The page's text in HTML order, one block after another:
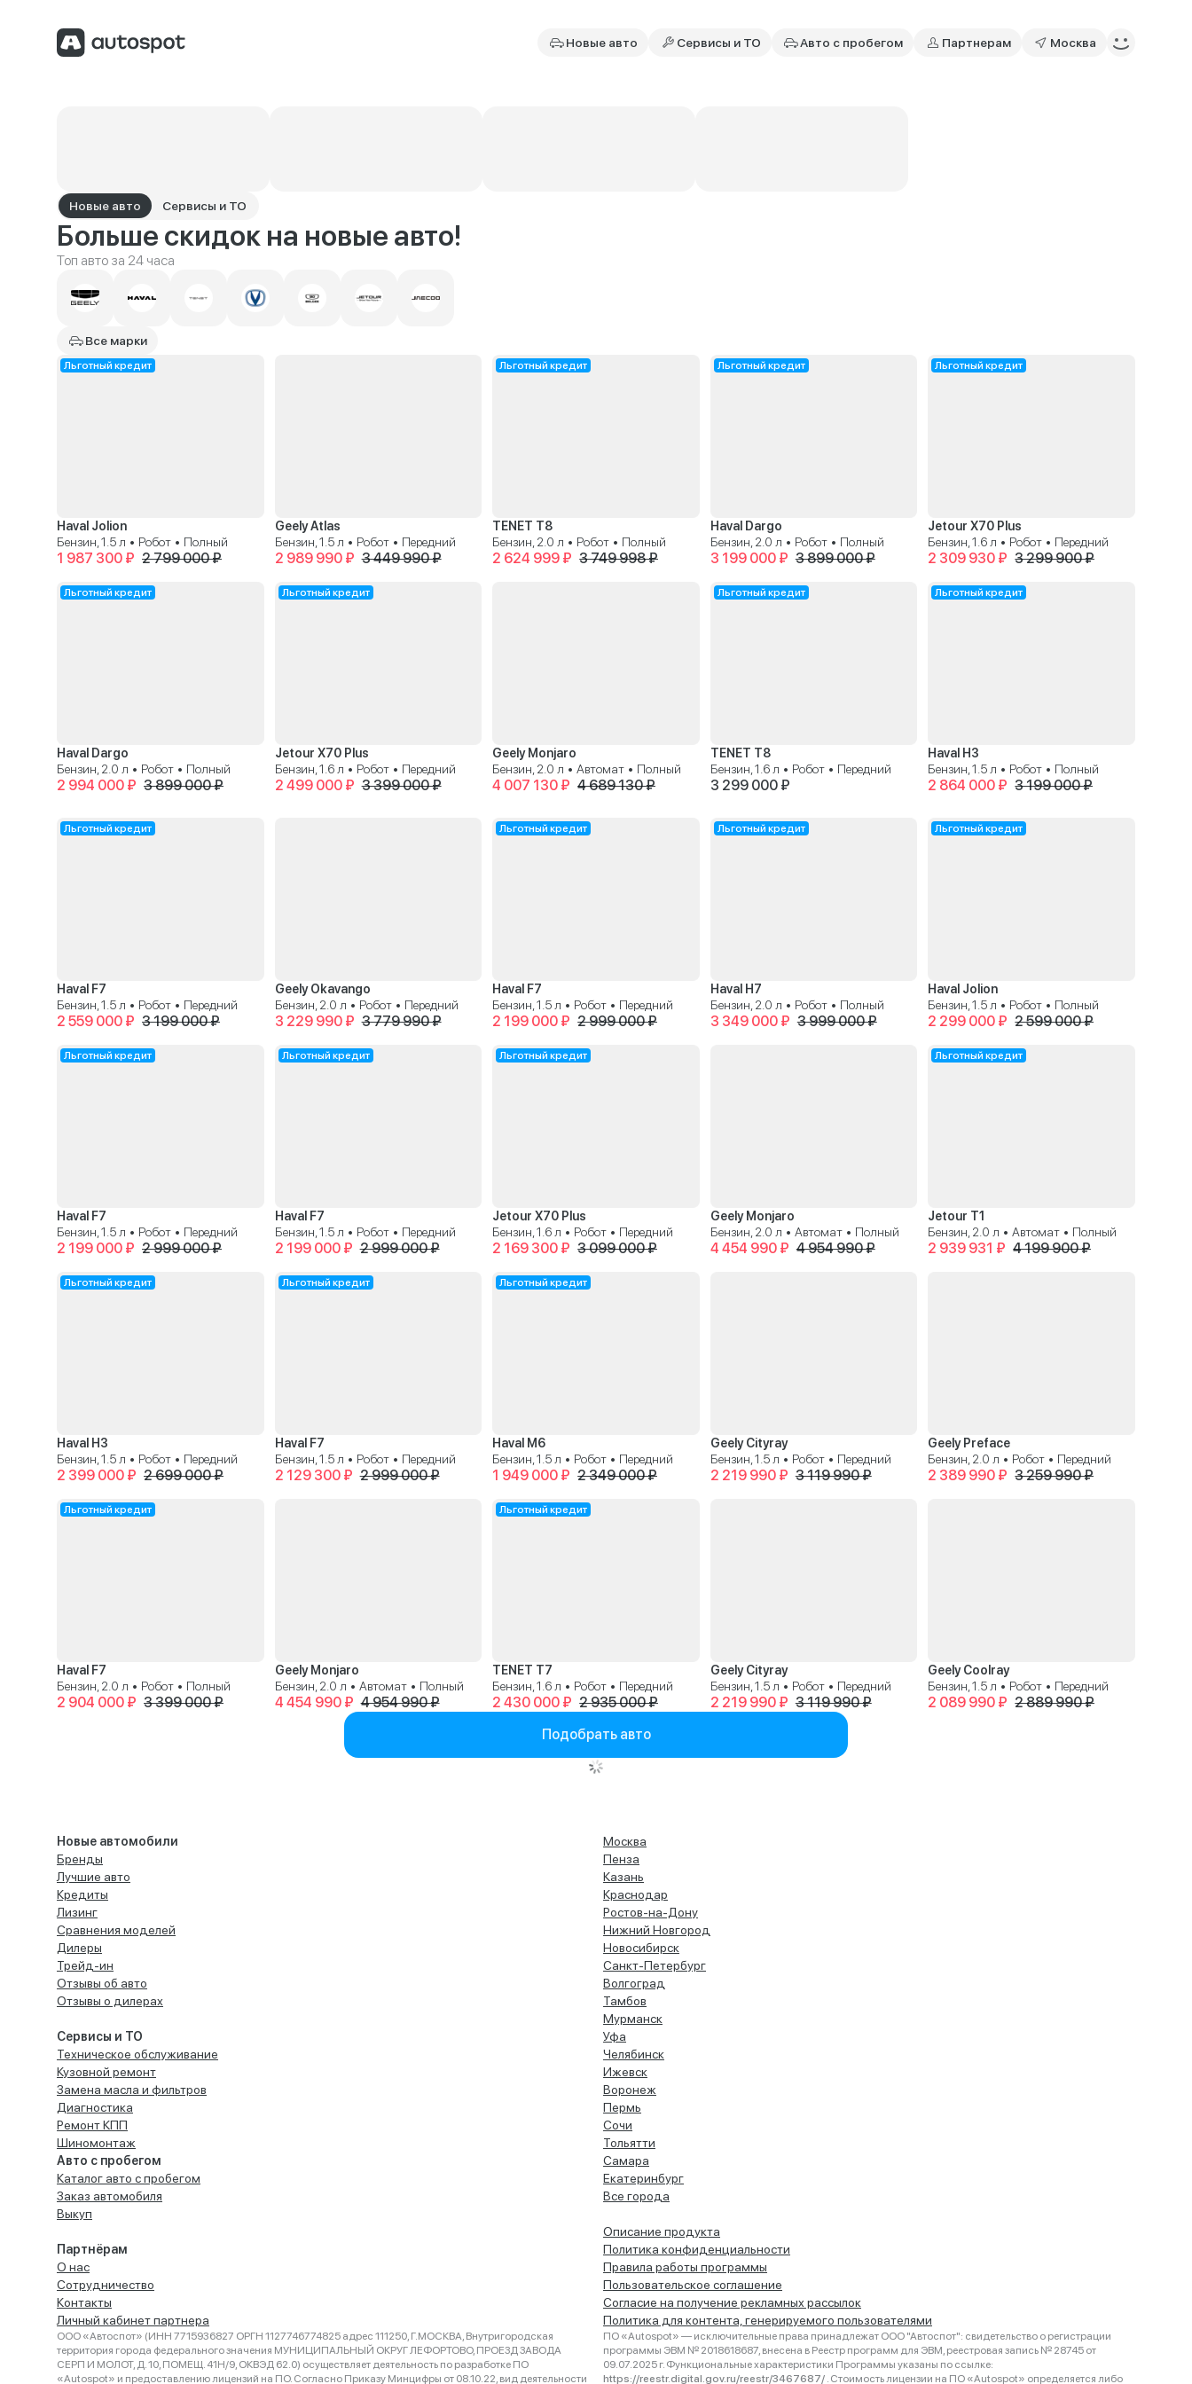
Новые авто Сервисы и ТО Авто с пробегом Партнерам Москва
Новые авто Сервисы и ТО
Больше скидок на новые авто!
Топ авто за 24 часа
Все марки
Льготный кредит
Haval Jolion
Бензин, 1.5 л • Робот • Полный
1 987 300 ₽ 2 799 000 ₽
Geely Atlas
Бензин, 1.5 л • Робот • Передний
2 989 990 ₽ 3 449 990 ₽
Льготный кредит
TENET T8
Бензин, 2.0 л • Робот • Полный
2 624 999 ₽ 3 749 998 ₽
Льготный кредит
Haval Dargo
Бензин, 2.0 л • Робот • Полный
3 199 000 ₽ 3 899 000 ₽
Льготный кредит
Jetour X70 Plus
Бензин, 1.6 л • Робот • Передний
2 309 930 ₽ 3 299 900 ₽
Льготный кредит
Haval Dargo
Бензин, 2.0 л • Робот • Полный
2 994 000 ₽ 3 899 000 ₽
Льготный кредит
Jetour X70 Plus
Бензин, 1.6 л • Робот • Передний
2 499 000 ₽ 3 399 000 ₽
Geely Monjaro
Бензин, 2.0 л • Автомат • Полный
4 007 130 ₽ 4 689 130 ₽
Льготный кредит
TENET T8
Бензин, 1.6 л • Робот • Передний
3 299 000 ₽
Льготный кредит
Haval H3
Бензин, 1.5 л • Робот • Полный
2 864 000 ₽ 3 199 000 ₽
Льготный кредит
Haval F7
Бензин, 1.5 л • Робот • Передний
2 559 000 ₽ 3 199 000 ₽
Geely Okavango
Бензин, 2.0 л • Робот • Передний
3 229 990 ₽ 3 779 990 ₽
Льготный кредит
Haval F7
Бензин, 1.5 л • Робот • Передний
2 199 000 ₽ 2 999 000 ₽
Льготный кредит
Haval H7
Бензин, 2.0 л • Робот • Полный
3 349 000 ₽ 3 999 000 ₽
Льготный кредит
Haval Jolion
Бензин, 1.5 л • Робот • Полный
2 299 000 ₽ 2 599 000 ₽
Льготный кредит
Haval F7
Бензин, 1.5 л • Робот • Передний
2 199 000 ₽ 2 999 000 ₽
Льготный кредит
Haval F7
Бензин, 1.5 л • Робот • Передний
2 199 000 ₽ 2 999 000 ₽
Льготный кредит
Jetour X70 Plus
Бензин, 1.6 л • Робот • Передний
2 169 300 ₽ 3 099 000 ₽
Geely Monjaro
Бензин, 2.0 л • Автомат • Полный
4 454 990 ₽ 4 954 990 ₽
Льготный кредит
Jetour T1
Бензин, 2.0 л • Автомат • Полный
2 939 931 ₽ 4 199 900 ₽
Льготный кредит
Haval H3
Бензин, 1.5 л • Робот • Передний
2 399 000 ₽ 2 699 000 ₽
Льготный кредит
Haval F7
Бензин, 1.5 л • Робот • Передний
2 129 300 ₽ 2 999 000 ₽
Льготный кредит
Haval M6
Бензин, 1.5 л • Робот • Передний
1 949 000 ₽ 2 349 000 ₽
Geely Cityray
Бензин, 1.5 л • Робот • Передний
2 219 990 ₽ 3 119 990 ₽
Geely Preface
Бензин, 2.0 л • Робот • Передний
2 389 990 ₽ 3 259 990 ₽
Льготный кредит
Haval F7
Бензин, 2.0 л • Робот • Полный
2 904 000 ₽ 3 399 000 ₽
Geely Monjaro
Бензин, 2.0 л • Автомат • Полный
4 454 990 ₽ 4 954 990 ₽
Льготный кредит
TENET T7
Бензин, 1.6 л • Робот • Передний
2 430 000 ₽ 2 935 000 ₽
Geely Cityray
Бензин, 1.5 л • Робот • Передний
2 219 990 ₽ 3 119 990 ₽
Geely Coolray
Бензин, 1.5 л • Робот • Передний
2 089 990 ₽ 2 889 990 ₽
Подобрать авто
Новые автомобили
Бренды
Лучшие авто
Кредиты
Лизинг
Сравнения моделей
Дилеры
Трейд-ин
Отзывы об авто
Отзывы о дилерах
Сервисы и ТО
Техническое обслуживание
Кузовной ремонт
Замена масла и фильтров
Диагностика
Ремонт КПП
Шиномонтаж
Авто с пробегом
Каталог авто с пробегом
Заказ автомобиля
Выкуп
Партнёрам
О нас
Сотрудничество
Контакты
Личный кабинет партнера
Москва
Пенза
Казань
Краснодар
Ростов-на-Дону
Нижний Новгород
Новосибирск
Санкт-Петербург
Волгоград
Тамбов
Мурманск
Уфа
Челябинск
Ижевск
Воронеж
Пермь
Сочи
Тольятти
Самара
Екатеринбург
Все города
Описание продукта
Политика конфиденциальности
Правила работы программы
Пользовательское соглашение
Согласие на получение рекламных рассылок
Политика для контента, генерируемого пользователями
ООО «Автоспот» (ИНН 7715936827 ОРГН 1127746774825 адрес 111250, Г.МОСКВА, Внутригородская
территория города федерального значения МУНИЦИПАЛЬНЫЙ ОКРУГ ЛЕФОРТОВО, ПРОЕЗД ЗАВОДА
СЕРП И МОЛОТ, Д. 10, ПОМЕЩ. 41Н/9, ОКВЭД 62.0) осуществляет деятельность по разработке ПО
«Autospot» и предоставлению лицензий на ПО. Согласно Приказу Минцифры от 08.10.22, вид деятельности
ПО «Autospot» — исключительные права принадлежат ООО "Автоспот": свидетельство о регистрации
программы ЭВМ № 2018618687, внесена в Реестр программ для ЭВМ, реестровая запись № 28745 от
09.07.2025 г. Функциональные характеристики Программы указаны по ссылке:
https://reestr.digital.gov.ru/reestr/3467687/ . Стоимость лицензии на ПО «Autospot» определяется либо